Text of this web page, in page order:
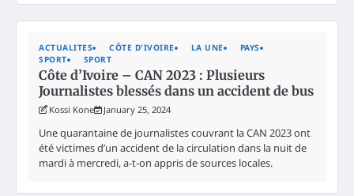
ACTUALITES CÔTE D'IVOIRE LA UNE
PAYS
SPORT
SPORT
Côte d’Ivoire – CAN 2023 : Plusieurs
Journalistes blessés dans un accident de bus
Kossi Kone January 25, 2024
Une quarantaine de journalistes couvrant la CAN 2023 ont
été victimes d’un accident de la circulation dans la nuit de
mardi à mercredi, a-t-on appris de sources locales.